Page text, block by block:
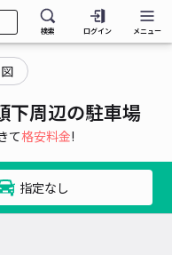
検索 ログイン メニュー
下周辺の駐車場
て格安料金!
指定なし